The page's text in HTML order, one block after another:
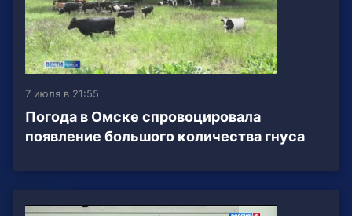
7 июля в 21:55
Погода в Омске спровоцировала
появление большого количества гнуса